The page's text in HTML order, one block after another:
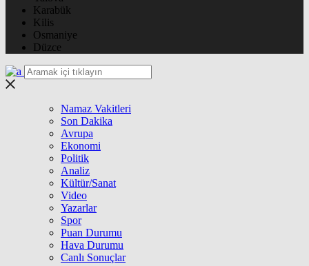
Karabük
Kilis
Osmaniye
Düzce
Namaz Vakitleri
Son Dakika
Avrupa
Ekonomi
Politik
Analiz
Kültür/Sanat
Video
Yazarlar
Spor
Puan Durumu
Hava Durumu
Canlı Sonuçlar